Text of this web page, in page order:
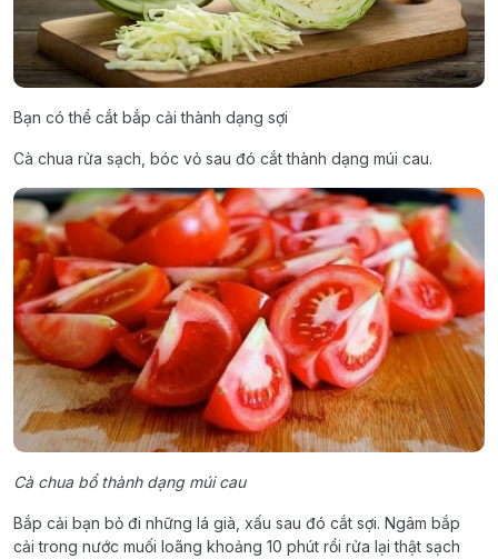
Bạn có thể cắt bắp cải thành dạng sợi
Cà chua rửa sạch, bóc vỏ sau đó cắt thành dạng múi cau.
Cà chua bổ thành dạng múi cau
Bắp cải bạn bỏ đi những lá già, xấu sau đó cắt sợi. Ngâm bắp
cải trong nước muối loãng khoảng 10 phút rồi rửa lại thật sạch